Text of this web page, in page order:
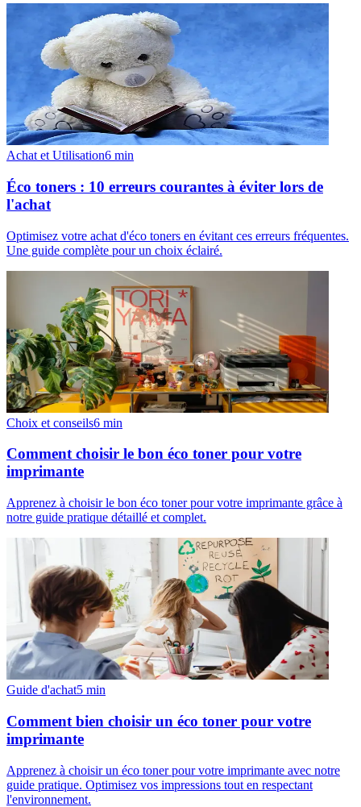
Achat et Utilisation6 min
Éco toners : 10 erreurs courantes à éviter lors de
l'achat
Optimisez votre achat d'éco toners en évitant ces erreurs fréquentes.
Une guide complète pour un choix éclairé.
Choix et conseils6 min
Comment choisir le bon éco toner pour votre
imprimante
Apprenez à choisir le bon éco toner pour votre imprimante grâce à
notre guide pratique détaillé et complet.
Guide d'achat5 min
Comment bien choisir un éco toner pour votre
imprimante
Apprenez à choisir un éco toner pour votre imprimante avec notre
guide pratique. Optimisez vos impressions tout en respectant
l'environnement.